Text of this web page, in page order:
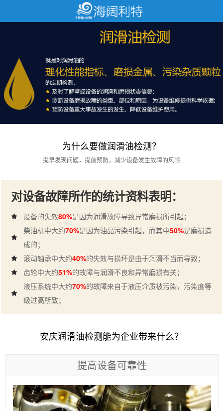
为什么要做润滑油检测？
提早发现问题，提前预防，减少设备发生故障的风险
对设备故障所作的统计资料表明：
设备的失效80%是因为润滑故障导致异常磨损所引起；
柴油机中大约70%是因为油品污染引起，而其中50%是磨损造
成的；
滚动轴承中大约40%的失效与损坏是由于润滑不当而导致；
齿轮中大约51%的故障与润滑不良和异常磨损有关；
液压系统中大约70%的故障来自于液压介质被污染，污染度等
级过高所致；
安庆润滑油检测能为企业带来什么？
提高设备可靠性